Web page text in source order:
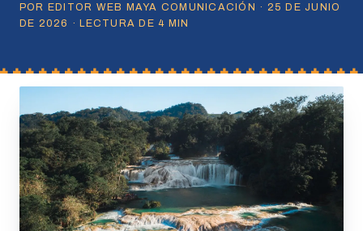
POR EDITOR WEB MAYA COMUNICACIÓN · 25 DE JUNIO
DE 2026 · LECTURA DE 4 MIN